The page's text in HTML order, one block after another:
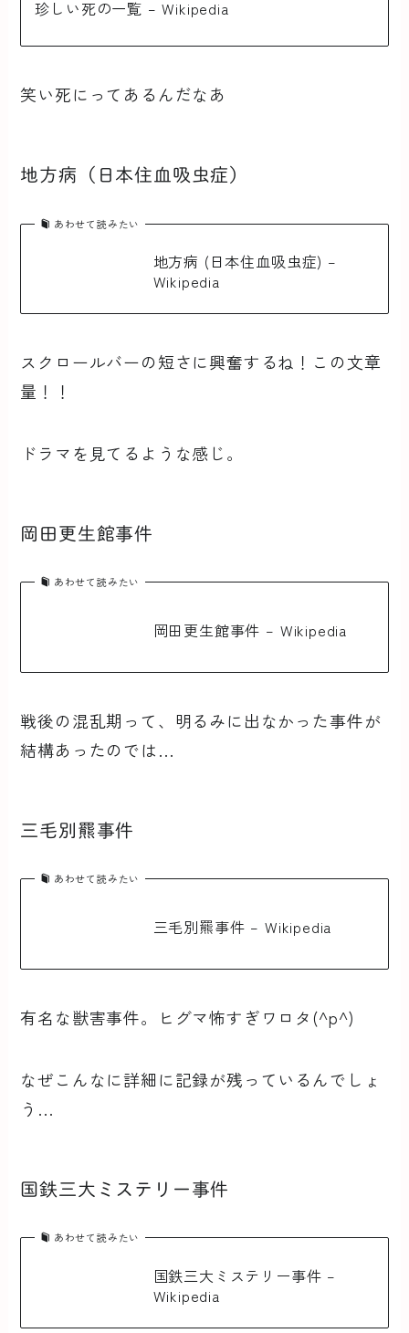
珍しい死の一覧 – Wikipedia
笑い死にってあるんだなあ
地方病（日本住血吸虫症）
あわせて読みたい
地方病 (日本住血吸虫症) –
Wikipedia
スクロールバーの短さに興奮するね！この文章
量！！
ドラマを見てるような感じ。
岡田更生館事件
あわせて読みたい
岡田更生館事件 – Wikipedia
戦後の混乱期って、明るみに出なかった事件が
結構あったのでは…
三毛別羆事件
あわせて読みたい
三毛別羆事件 – Wikipedia
有名な獣害事件。ヒグマ怖すぎワロタ(^p^)
なぜこんなに詳細に記録が残っているんでしょ
う…
国鉄三大ミステリー事件
あわせて読みたい
国鉄三大ミステリー事件 –
Wikipedia